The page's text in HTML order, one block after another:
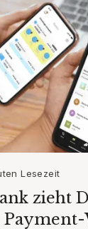
Lesezeit
zieht